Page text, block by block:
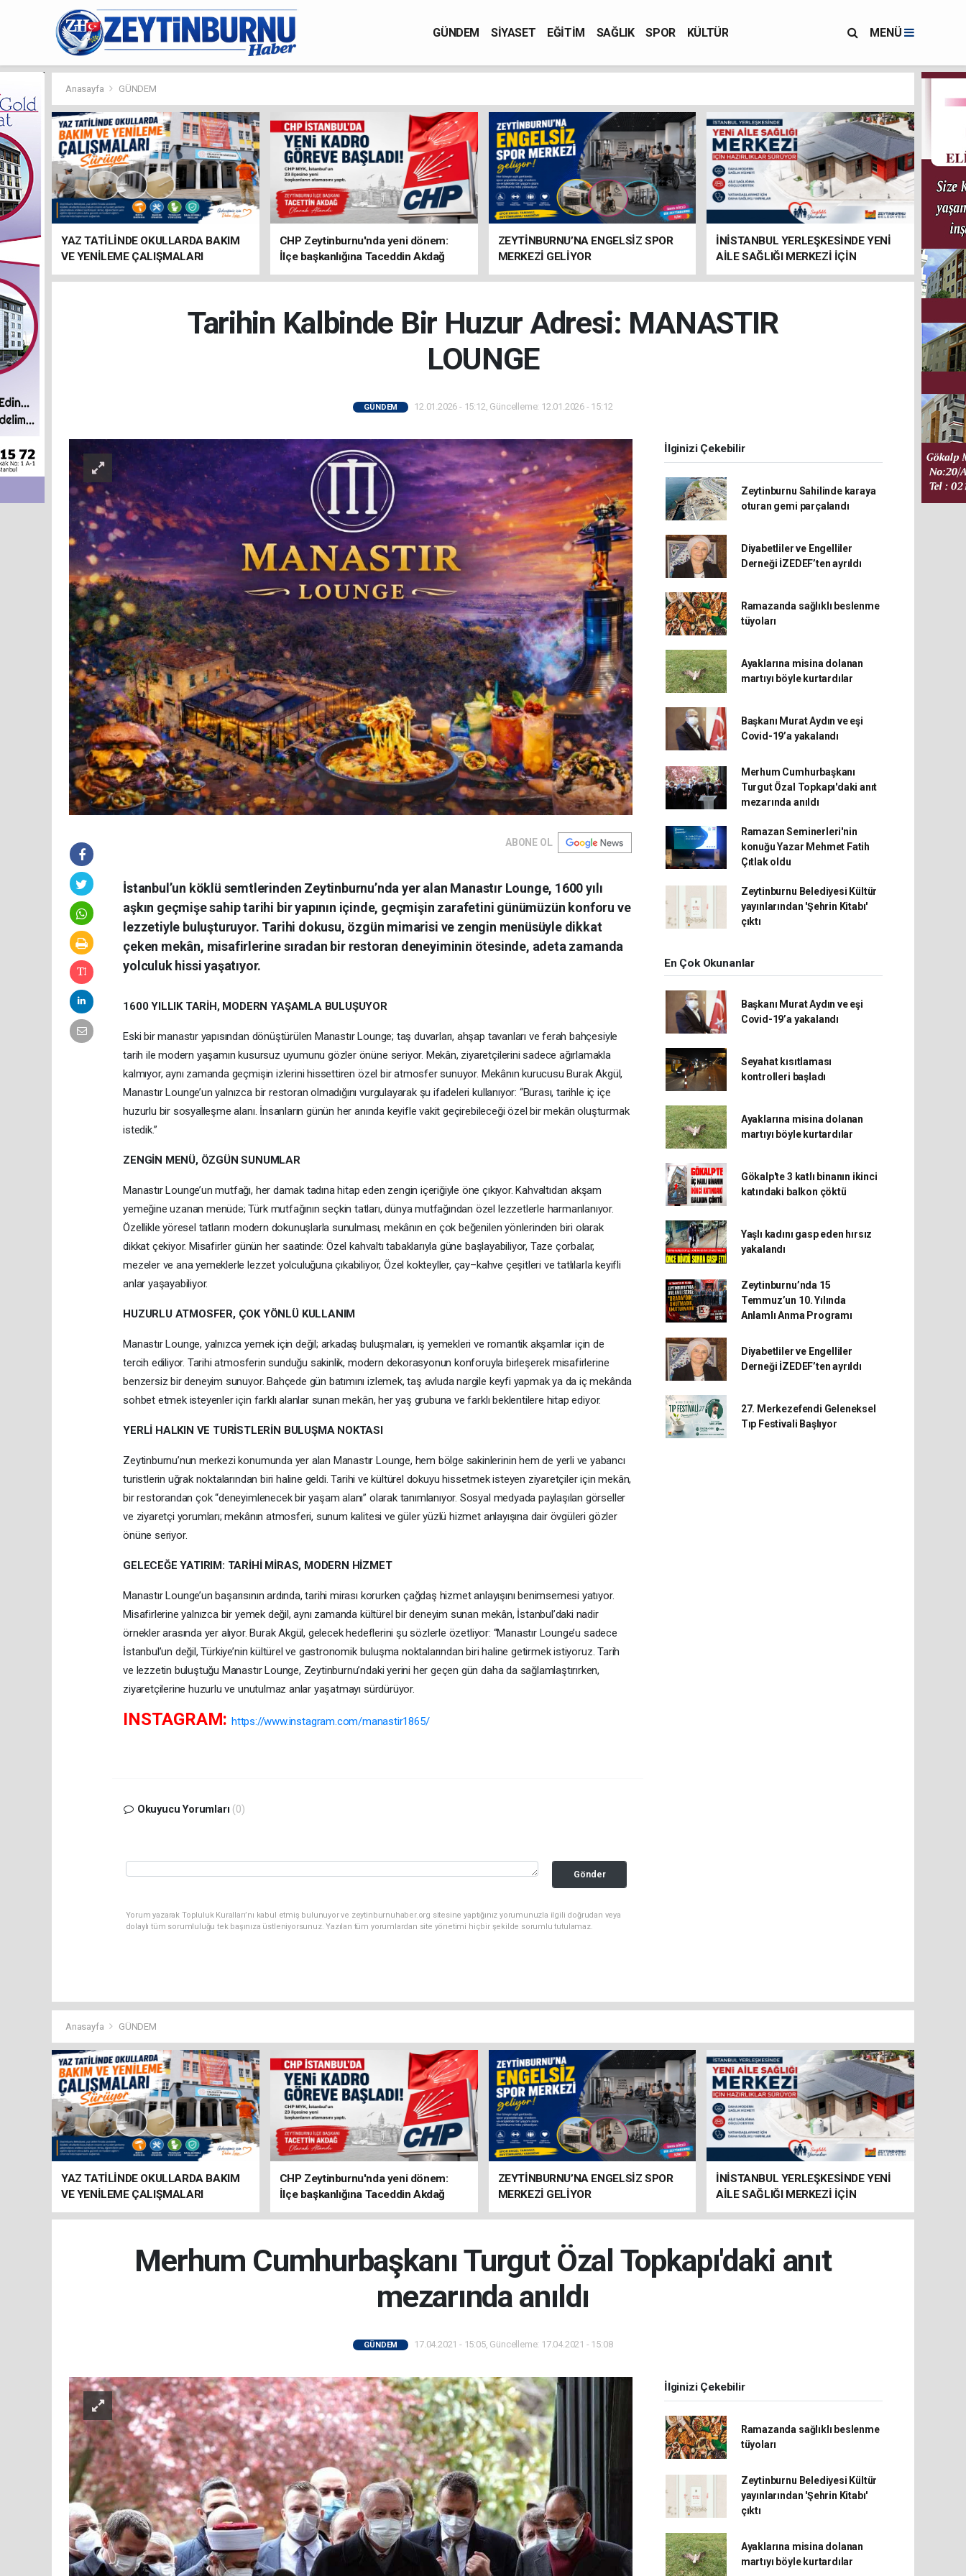
GÜNDEM SİYASET EĞİTİM SAĞLIK SPOR KÜLTÜR MENÜ
Anasayfa GÜNDEM
YAZ TATİLİNDE OKULLARDA BAKIM
VE YENİLEME ÇALIŞMALARI
SÜRÜYOR
CHP Zeytinburnu'nda yeni dönem:
İlçe başkanlığına Taceddin Akdağ
atandı
ZEYTİNBURNU’NA ENGELSİZ SPOR
MERKEZİ GELİYOR
İNİSTANBUL YERLEŞKESİNDE YENİ
AİLE SAĞLIĞI MERKEZİ İÇİN
HAZIRLIKLAR SÜRÜYOR
Tarihin Kalbinde Bir Huzur Adresi: MANASTIR
LOUNGE
GÜNDEM 12.01.2026 - 15:12, Güncelleme: 12.01.2026 - 15:12
ABONE OL
İstanbul’un köklü semtlerinden Zeytinburnu’nda yer alan Manastır Lounge, 1600 yılı
aşkın geçmişe sahip tarihi bir yapının içinde, geçmişin zarafetini günümüzün konforu ve
lezzetiyle buluşturuyor. Tarihi dokusu, özgün mimarisi ve zengin menüsüyle dikkat
çeken mekân, misafirlerine sıradan bir restoran deneyiminin ötesinde, adeta zamanda
yolculuk hissi yaşatıyor.
1600 YILLIK TARİH, MODERN YAŞAMLA BULUŞUYOR
Eski bir manastır yapısından dönüştürülen Manastır Lounge; taş duvarları, ahşap tavanları ve ferah bahçesiyle
tarih ile modern yaşamın kusursuz uyumunu gözler önüne seriyor. Mekân, ziyaretçilerini sadece ağırlamakla
kalmıyor, aynı zamanda geçmişin izlerini hissettiren özel bir atmosfer sunuyor. Mekânın kurucusu Burak Akgül,
Manastır Lounge’un yalnızca bir restoran olmadığını vurgulayarak şu ifadeleri kullanıyor: “Burası, tarihle iç içe
huzurlu bir sosyalleşme alanı. İnsanların günün her anında keyifle vakit geçirebileceği özel bir mekân oluşturmak
istedik.”
ZENGİN MENÜ, ÖZGÜN SUNUMLAR
Manastır Lounge’un mutfağı, her damak tadına hitap eden zengin içeriğiyle öne çıkıyor. Kahvaltıdan akşam
yemeğine uzanan menüde; Türk mutfağının seçkin tatları, dünya mutfağından özel lezzetlerle harmanlanıyor.
Özellikle yöresel tatların modern dokunuşlarla sunulması, mekânın en çok beğenilen yönlerinden biri olarak
dikkat çekiyor. Misafirler günün her saatinde: Özel kahvaltı tabaklarıyla güne başlayabiliyor, Taze çorbalar,
mezeler ve ana yemeklerle lezzet yolculuğuna çıkabiliyor, Özel kokteyller, çay–kahve çeşitleri ve tatlılarla keyifli
anlar yaşayabiliyor.
HUZURLU ATMOSFER, ÇOK YÖNLÜ KULLANIM
Manastır Lounge, yalnızca yemek için değil; arkadaş buluşmaları, iş yemekleri ve romantik akşamlar için de
tercih ediliyor. Tarihi atmosferin sunduğu sakinlik, modern dekorasyonun konforuyla birleşerek misafirlerine
benzersiz bir deneyim sunuyor. Bahçede gün batımını izlemek, taş avluda nargile keyfi yapmak ya da iç mekânda
sohbet etmek isteyenler için farklı alanlar sunan mekân, her yaş grubuna ve farklı beklentilere hitap ediyor.
YERLİ HALKIN VE TURİSTLERİN BULUŞMA NOKTASI
Zeytinburnu’nun merkezi konumunda yer alan Manastır Lounge, hem bölge sakinlerinin hem de yerli ve yabancı
turistlerin uğrak noktalarından biri haline geldi. Tarihi ve kültürel dokuyu hissetmek isteyen ziyaretçiler için mekân,
bir restorandan çok “deneyimlenecek bir yaşam alanı” olarak tanımlanıyor. Sosyal medyada paylaşılan görseller
ve ziyaretçi yorumları; mekânın atmosferi, sunum kalitesi ve güler yüzlü hizmet anlayışına dair övgüleri gözler
önüne seriyor.
GELECEĞE YATIRIM: TARİHİ MİRAS, MODERN HİZMET
Manastır Lounge’un başarısının ardında, tarihi mirası korurken çağdaş hizmet anlayışını benimsemesi yatıyor.
Misafirlerine yalnızca bir yemek değil, aynı zamanda kültürel bir deneyim sunan mekân, İstanbul’daki nadir
örnekler arasında yer alıyor. Burak Akgül, gelecek hedeflerini şu sözlerle özetliyor: “Manastır Lounge’u sadece
İstanbul’un değil, Türkiye’nin kültürel ve gastronomik buluşma noktalarından biri haline getirmek istiyoruz. Tarih
ve lezzetin buluştuğu Manastır Lounge, Zeytinburnu’ndaki yerini her geçen gün daha da sağlamlaştırırken,
ziyaretçilerine huzurlu ve unutulmaz anlar yaşatmayı sürdürüyor.
INSTAGRAM: https://www.instagram.com/manastir1865/
Okuyucu Yorumları (0)
Gönder
Yorum yazarak Topluluk Kuralları’nı kabul etmiş bulunuyor ve zeytinburnuhaber.org sitesine yaptığınız yorumunuzla ilgili doğrudan veya
dolaylı tüm sorumluluğu tek başınıza üstleniyorsunuz. Yazılan tüm yorumlardan site yönetimi hiçbir şekilde sorumlu tutulamaz.
İlginizi Çekebilir
Zeytinburnu Sahilinde karaya
oturan gemi parçalandı
Diyabetliler ve Engelliler
Derneği İZEDEF’ten ayrıldı
Ramazanda sağlıklı beslenme
tüyoları
Ayaklarına misina dolanan
martıyı böyle kurtardılar
Başkanı Murat Aydın ve eşi
Covid-19’a yakalandı
Merhum Cumhurbaşkanı
Turgut Özal Topkapı'daki anıt
mezarında anıldı
Ramazan Seminerleri'nin
konuğu Yazar Mehmet Fatih
Çıtlak oldu
Zeytinburnu Belediyesi Kültür
yayınlarından 'Şehrin Kitabı'
çıktı
En Çok Okunanlar
Başkanı Murat Aydın ve eşi
Covid-19’a yakalandı
Seyahat kısıtlaması
kontrolleri başladı
Ayaklarına misina dolanan
martıyı böyle kurtardılar
Gökalp'te 3 katlı binanın ikinci
katındaki balkon çöktü
Yaşlı kadını gasp eden hırsız
yakalandı
Zeytinburnu’nda 15
Temmuz’un 10. Yılında
Anlamlı Anma Programı
Diyabetliler ve Engelliler
Derneği İZEDEF’ten ayrıldı
27. Merkezefendi Geleneksel
Tıp Festivali Başlıyor
Anasayfa GÜNDEM
YAZ TATİLİNDE OKULLARDA BAKIM
VE YENİLEME ÇALIŞMALARI
SÜRÜYOR
CHP Zeytinburnu'nda yeni dönem:
İlçe başkanlığına Taceddin Akdağ
atandı
ZEYTİNBURNU’NA ENGELSİZ SPOR
MERKEZİ GELİYOR
İNİSTANBUL YERLEŞKESİNDE YENİ
AİLE SAĞLIĞI MERKEZİ İÇİN
HAZIRLIKLAR SÜRÜYOR
Merhum Cumhurbaşkanı Turgut Özal Topkapı'daki anıt
mezarında anıldı
GÜNDEM 17.04.2021 - 15:05, Güncelleme: 17.04.2021 - 15:08
İlginizi Çekebilir
Ramazanda sağlıklı beslenme
tüyoları
Zeytinburnu Belediyesi Kültür
yayınlarından 'Şehrin Kitabı'
çıktı
Ayaklarına misina dolanan
martıyı böyle kurtardılar